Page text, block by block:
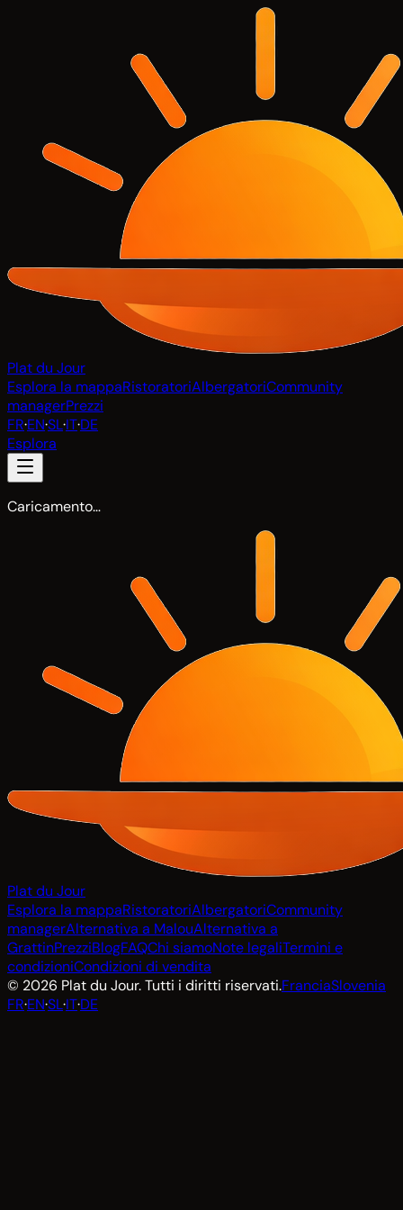
Plat du Jour
Esplora la mappaRistoratoriAlbergatoriCommunity
managerPrezzi
FR·EN·SL·IT·DE
Esplora
Caricamento…
Plat du Jour
Esplora la mappaRistoratoriAlbergatoriCommunity
managerAlternativa a MalouAlternativa a
GrattinPrezziBlogFAQChi siamoNote legaliTermini e
condizioniCondizioni di vendita
© 2026 Plat du Jour. Tutti i diritti riservati.FranciaSlovenia
FR·EN·SL·IT·DE